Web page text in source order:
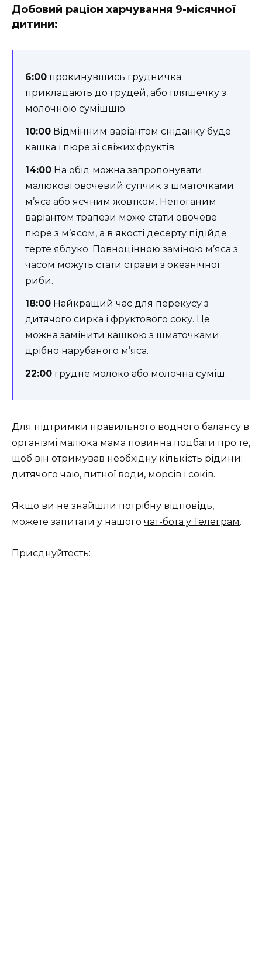
Добовий раціон харчування 9-місячної
дитини:
6:00 прокинувшись грудничка
прикладають до грудей, або пляшечку з
молочною сумішшю.
10:00 Відмінним варіантом сніданку буде
кашка і пюре зі свіжих фруктів.
14:00 На обід можна запропонувати
малюкові овочевий супчик з шматочками
м’яса або яєчним жовтком. Непоганим
варіантом трапези може стати овочеве
пюре з м’ясом, а в якості десерту підійде
терте яблуко. Повноцінною заміною м’яса з
часом можуть стати страви з океанічної
риби.
18:00 Найкращий час для перекусу з
дитячого сирка і фруктового соку. Це
можна замінити кашкою з шматочками
дрібно нарубаного м’яса.
22:00 грудне молоко або молочна суміш.
Для підтримки правильного водного балансу в
організмі малюка мама повинна подбати про те,
щоб він отримував необхідну кількість рідини:
дитячого чаю, питної води, морсів і соків.
Якщо ви не знайшли потрібну відповідь,
можете запитати у нашого чат-бота у Телеграм.
Приєднуйтесть: